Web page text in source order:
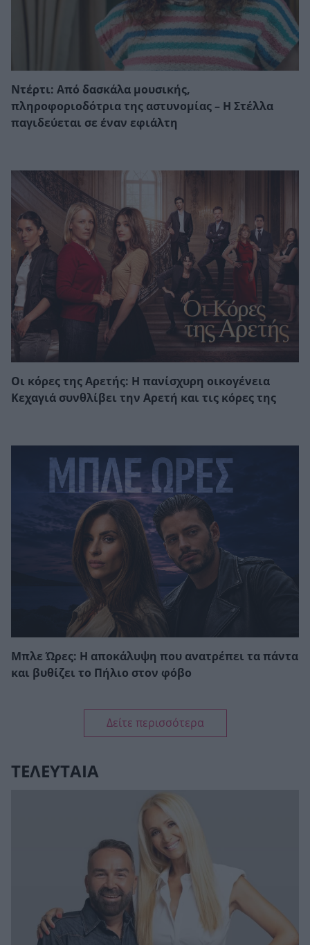
Ντέρτι: Από δασκάλα μουσικής,
πληροφοριοδότρια της αστυνομίας – Η Στέλλα
παγιδεύεται σε έναν εφιάλτη
Οι κόρες της Αρετής: Η πανίσχυρη οικογένεια
Κεχαγιά συνθλίβει την Αρετή και τις κόρες της
Μπλε Ώρες: Η αποκάλυψη που ανατρέπει τα πάντα
και βυθίζει το Πήλιο στον φόβο
Δείτε περισσότερα
ΤΕΛΕΥΤΑΙΑ